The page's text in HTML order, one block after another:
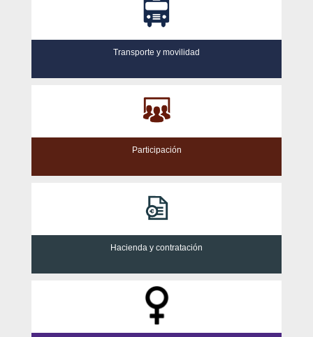
Transporte y movilidad
Participación
Hacienda y contratación